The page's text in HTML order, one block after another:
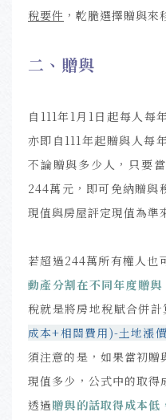
稅要件 ，乾脆選擇贈與來
二、贈與
自111年1月1日起每人每
亦即自111年起贈與人每
不論贈與多少人，只要
244萬元，即可免納贈與
現值與房屋評定現值為準
若超過244萬所有權人也
動產分割在不同年度贈與
稅就是將房地稅賦合併計
成本+相關費用)-土地漲
須注意的是，如果當初贈
現值多少，公式中的取得
透過贈與的話取得成本低